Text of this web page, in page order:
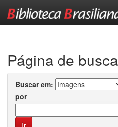
Página de busca
Buscar em:
por